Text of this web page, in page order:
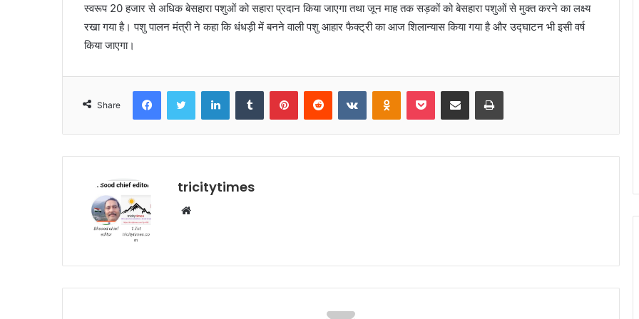
स्वरूप 20 हजार से अधिक बेसहारा पशुओं को सहारा प्रदान किया जाएगा तथा जून माह तक सड़कों को बेसहारा पशुओं से मुक्त करने का लक्ष्य
रखा गया है। पशु पालन मंत्री ने कहा कि धंधड़ी में बनने वाली पशु आहार फैक्ट्री का आज शिलान्यास किया गया है और उद्घाटन भी इसी वर्ष
किया जाएगा।
Share
FacebookTwitter LinkedInTumblr PinterestReddit VKontakteOdnoklassniki
Pocket Share via Email Print
tricitytimes
Website